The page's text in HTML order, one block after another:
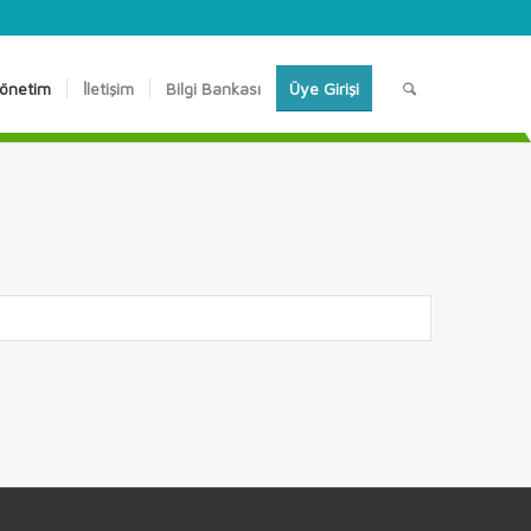
İletişim Bilgi Bankası Üye Girişi